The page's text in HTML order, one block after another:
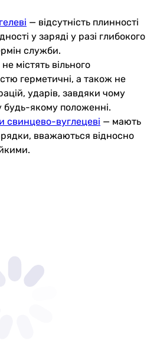
— відсутність плинності
у заряді у разі глибокого
служби.
містять вільного
герметичні, а також не
ударів, завдяки чому
якому положенні.
свинцево-вуглецеві — мають
вважаються відносно